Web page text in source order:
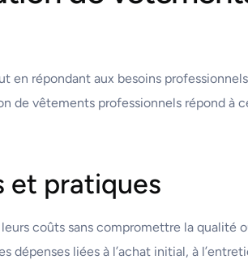
en répondant aux besoins
de vêtements professionnels répond à
et pratiques
coûts sans compromettre la qualité
liées à l’achat initial, à